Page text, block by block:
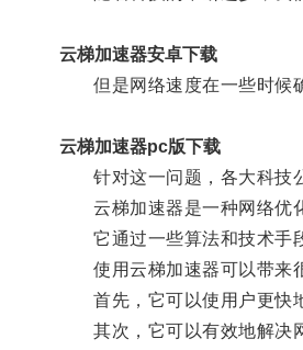
云梯加速器安卓下载
但是网络速度在一些时候确
云梯加速器pc版下载
针对这一问题，各大科技公
云梯加速器是一种网络优化
它通过一些算法和技术手段
使用云梯加速器可以带来很
首先，它可以使用户更快地
其次，它可以有效地解决网